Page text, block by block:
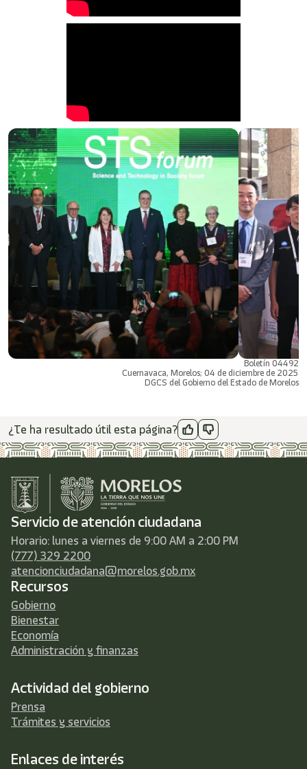
Boletín 04492
Cuernavaca, Morelos; 04 de diciembre de 2025
DGCS del Gobierno del Estado de Morelos
¿Te ha resultado útil esta página?
Servicio de atención ciudadana
Horario: lunes a viernes de 9:00 AM a 2:00 PM
(777) 329 2200
atencionciudadana@morelos.gob.mx
Recursos
Gobierno
Bienestar
Economía
Administración y finanzas
Actividad del gobierno
Prensa
Trámites y servicios
Enlaces de interés